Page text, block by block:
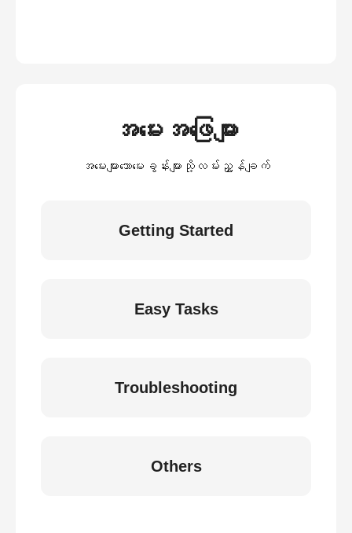
အမေးအဖြေများ
အမေးများသောမေးခွန်းများသို့လမ်းညွှန်ချက်
Getting Started
Easy Tasks
Troubleshooting
Others